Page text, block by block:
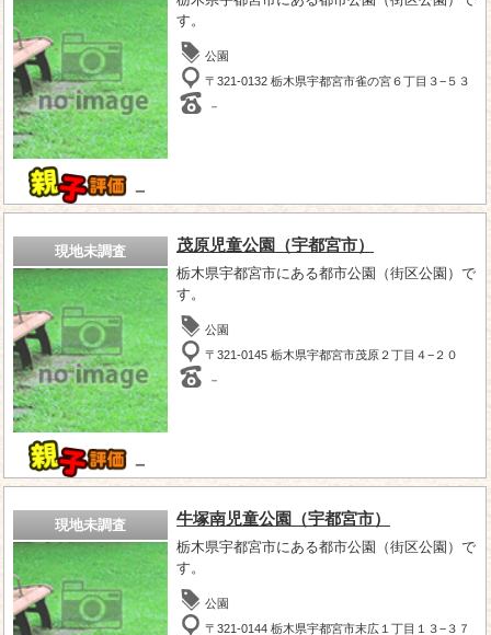
－
す。
公園
〒321-0132 栃木県宇都宮市雀の宮６丁目３−５３
－
現地未調査
－
茂原児童公園（宇都宮市）
栃木県宇都宮市にある都市公園（街区公園）で
す。
公園
〒321-0145 栃木県宇都宮市茂原２丁目４−２０
－
現地未調査 牛塚南児童公園（宇都宮市）
栃木県宇都宮市にある都市公園（街区公園）で
す。
公園
〒321-0144 栃木県宇都宮市末広１丁目１３−３７